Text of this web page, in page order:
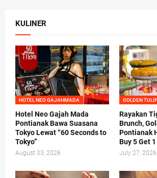
KULINER
HOTEL NEO GAJAHMADA
Hotel Neo Gajah Mada
Pontianak Bawa Suasana
Tokyo Lewat “60 Seconds to
Tokyo”
August 03, 2026
GOLDEN
Rayakan
Brunch,
Pontianak
Buy 5 Get 1
July 27, 2026